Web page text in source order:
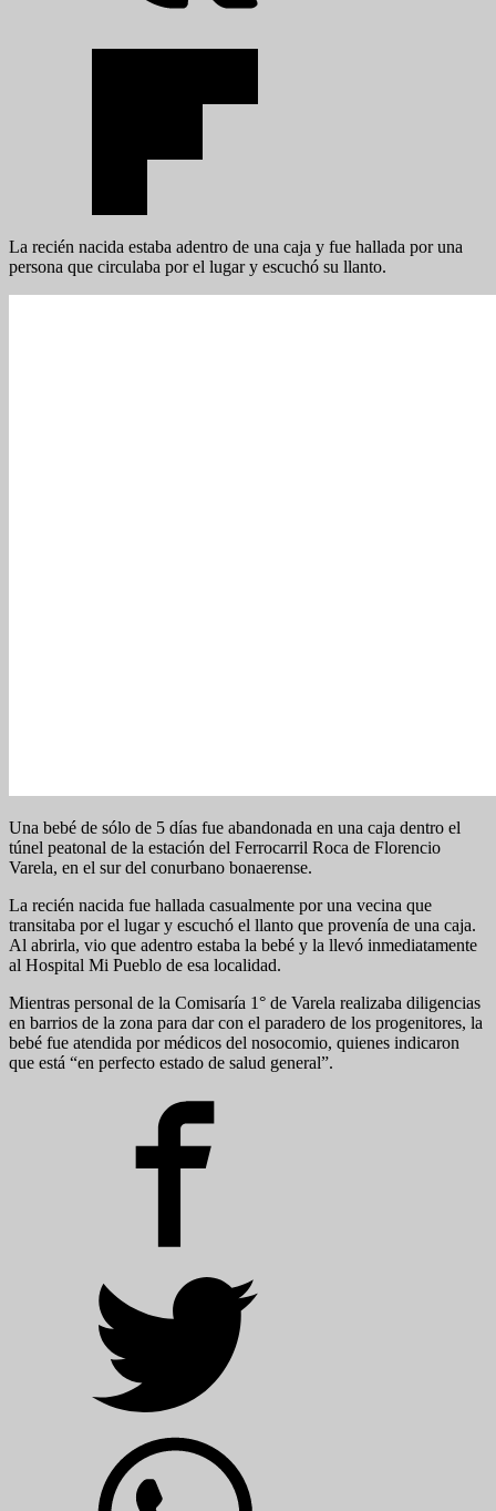
La recién nacida estaba adentro de una caja y fue hallada por una
persona que circulaba por el lugar y escuchó su llanto.
Una bebé de sólo de 5 días fue abandonada en una caja dentro el
túnel peatonal de la estación del Ferrocarril Roca de Florencio
Varela, en el sur del conurbano bonaerense.
La recién nacida fue hallada casualmente por una vecina que
transitaba por el lugar y escuchó el llanto que provenía de una caja.
Al abrirla, vio que adentro estaba la bebé y la llevó inmediatamente
al Hospital Mi Pueblo de esa localidad.
Mientras personal de la Comisaría 1° de Varela realizaba diligencias
en barrios de la zona para dar con el paradero de los progenitores, la
bebé fue atendida por médicos del nosocomio, quienes indicaron
que está “en perfecto estado de salud general”.